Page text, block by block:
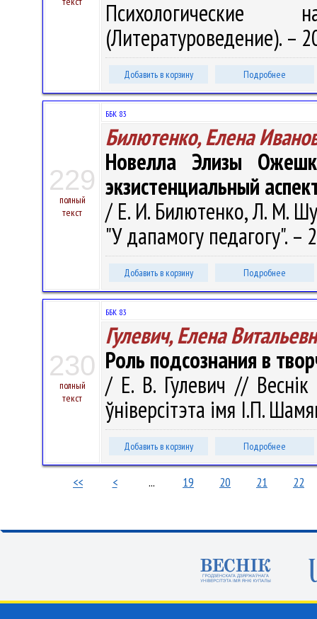
Психологические
(Литературоведение). –
Добавить в корзину Подробнее
229
полный
текст
ББК 83
Билютенко, Елена
Новелла Элизы
экзистенциальный
/ Е. И. Билютенко, Л. М.
"У дапамогу педагогу".
Добавить в корзину Подробнее
230
полный
текст
ББК 83
Гулевич, Елена
Роль подсознания в
/ Е. В. Гулевич // Веснік
ўніверсітэта імя І.П.
Добавить в корзину Подробнее
<< < ... 19 20 21 22